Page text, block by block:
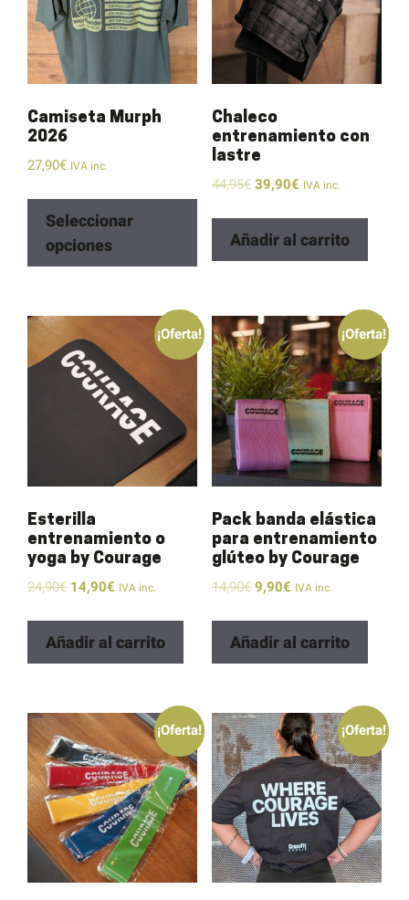
Camiseta Murph
2026
27,90€ IVA inc.
Seleccionar
opciones
Chaleco
entrenamiento con
lastre
44,95€ 39,90€ IVA inc.
Añadir al carrito
¡Oferta!
Esterilla
entrenamiento o
yoga by Courage
24,90€ 14,90€ IVA inc.
Añadir al carrito
¡Oferta!
Pack banda elástica
para entrenamiento
glúteo by Courage
14,90€ 9,90€ IVA inc.
Añadir al carrito
¡Oferta! ¡Oferta!